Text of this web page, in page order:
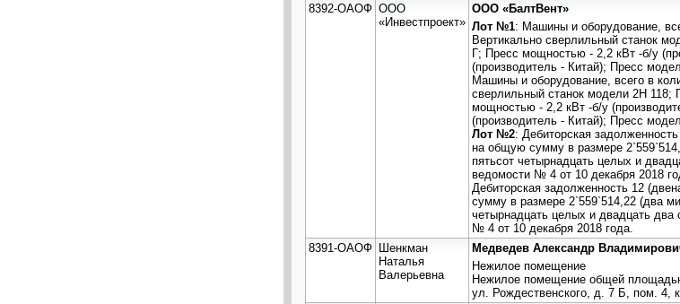
8392-ОАОФ ООО
«Инвестпроект»
ООО «БалтВент»
Лот №1: Машины и оборудование,
Вертикально сверлильный станок
Г; Пресс мощностью - 2,2 кВт -б/у
(производитель - Китай); Пресс
Машины и оборудование, всего в
сверлильный станок модели 2Н 118;
мощностью - 2,2 кВт -б/у
(производитель - Китай); Пресс
Лот №2: Дебиторская
на общую сумму в размере
пятьсот четырнадцать целых и
ведомости № 4 от 10 декабря 2018
Дебиторская задолженность 12
сумму в размере 2`559`514,22 (два
четырнадцать целых и двадцать два
№ 4 от 10 декабря 2018 года.
8391-ОАОФ Шенкман
Наталья
Валерьевна
Медведев Александр
Нежилое помещение
Нежилое помещение общей
ул. Рождественского, д. 7 Б, пом. 4,